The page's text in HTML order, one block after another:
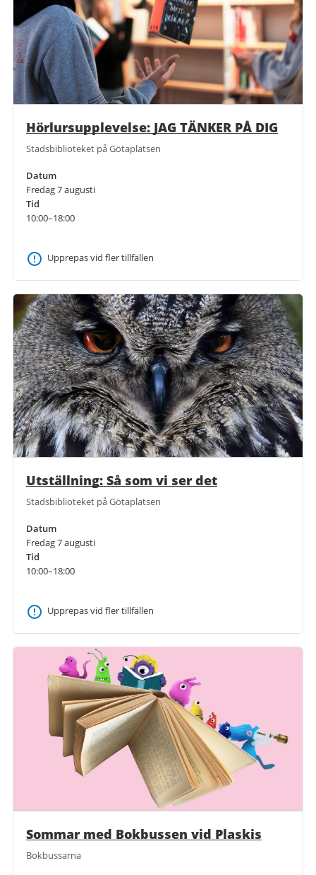
Hörlursupplevelse: JAG TÄNKER PÅ DIG
Stadsbiblioteket på Götaplatsen
Datum
Fredag 7 augusti
Tid
10:00–18:00
Upprepas vid fler tillfällen
Utställning: Så som vi ser det
Stadsbiblioteket på Götaplatsen
Datum
Fredag 7 augusti
Tid
10:00–18:00
Upprepas vid fler tillfällen
Sommar med Bokbussen vid Plaskis
Bokbussarna